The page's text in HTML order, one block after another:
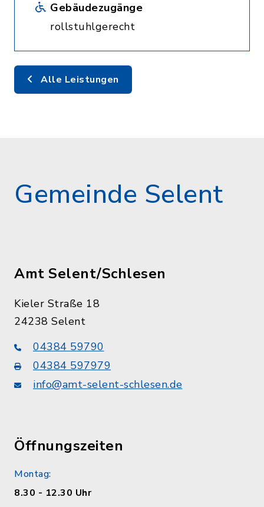
Gebäudezugänge
rollstuhlgerecht
Alle Leistungen
Gemeinde Selent
Amt Selent/Schlesen
Kieler Straße 18
24238 Selent
04384 59790
04384 597979
info@amt-selent-schlesen.de
Öffnungszeiten
Montag:
8.30 - 12.30 Uhr